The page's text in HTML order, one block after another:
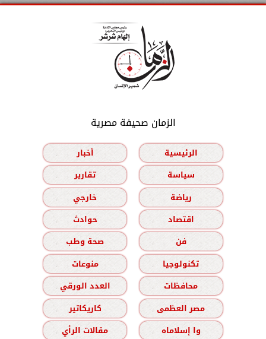
الزمان صحيفة مصرية
الرئيسية
أخبار
سياسة
تقارير
رياضة
خارجي
اقتصاد
حوادث
فن
صحة وطب
تكنولوجيا
منوعات
محافظات
العدد الورقي
مصر العظمى
كاريكاتير
وا إسلاماه
مقالات الرأي